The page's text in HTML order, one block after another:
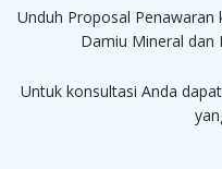
Unduh Proposal
Damiu Mineral dan
Untuk konsultasi Anda